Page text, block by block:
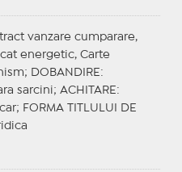
vanzare cumparare,
energetic, Carte
DOBANDIRE :
sarcini; ACHITARE :
FORMA TITLULUI DE